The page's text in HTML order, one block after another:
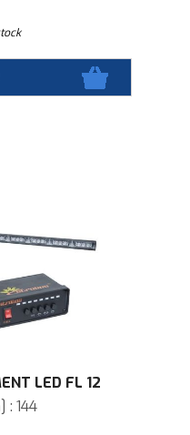
LED FL 12
: 144